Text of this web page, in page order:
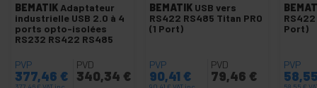
BEMATIK Adaptateur
industrielle USB 2.0 à 4
ports opto-isolées
RS232 RS422 RS485
PVP
377,46 €
PVD
340,34 €
BEMATIK USB vers
RS422 RS485 Titan PRO
(1 Port)
PVP
90,41 €
PVD
79,46 €
Port)
PVP